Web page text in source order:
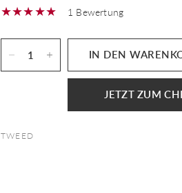
1 Bewertung
IN DEN
JETZT ZUM
TWEED